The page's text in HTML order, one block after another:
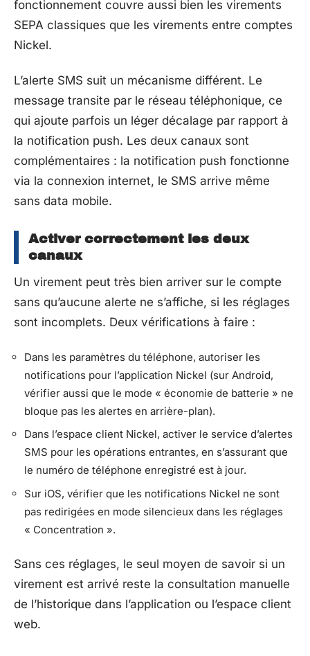
fonctionnement couvre aussi bien les virements
SEPA classiques que les virements entre comptes
Nickel.
L’alerte SMS suit un mécanisme différent. Le
message transite par le réseau téléphonique, ce
qui ajoute parfois un léger décalage par rapport à
la notification push. Les deux canaux sont
complémentaires : la notification push fonctionne
via la connexion internet, le SMS arrive même
sans data mobile.
Activer correctement les deux
canaux
Un virement peut très bien arriver sur le compte
sans qu’aucune alerte ne s’affiche, si les réglages
sont incomplets. Deux vérifications à faire :
Dans les paramètres du téléphone, autoriser les
notifications pour l’application Nickel (sur Android,
vérifier aussi que le mode « économie de batterie » ne
bloque pas les alertes en arrière-plan).
Dans l’espace client Nickel, activer le service d’alertes
SMS pour les opérations entrantes, en s’assurant que
le numéro de téléphone enregistré est à jour.
Sur iOS, vérifier que les notifications Nickel ne sont
pas redirigées en mode silencieux dans les réglages
« Concentration ».
Sans ces réglages, le seul moyen de savoir si un
virement est arrivé reste la consultation manuelle
de l’historique dans l’application ou l’espace client
web.